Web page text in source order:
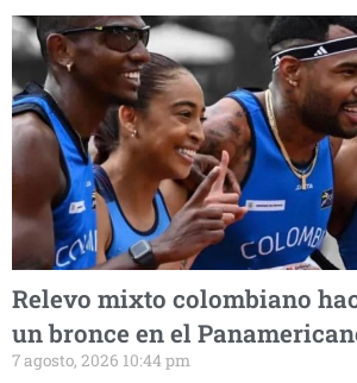
Relevo mixto colombiano
un bronce en el
7 agosto, 2026 10:44 pm